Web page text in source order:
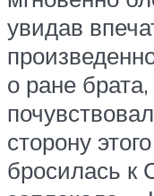
увидав
о ране
сторону
бросилась к